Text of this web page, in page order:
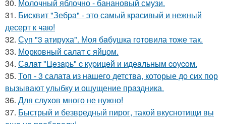
30. Молочный яблочно - банановый смузи.
31. Бисквит "Зебpа" - это самый красивый и нежный
десерт к чаю!
32. Суп "3 атируха". Моя бaбушка гoтовила тоже так.
33. Морковный салат с яйцом.
34. Сaлaт "Цeзapь" c куpицeй и идeaльным coуcoм.
35. Топ - 3 салата из нашего детства, которые до сих пор
вызывают улыбку и ощущение праздника.
36. Для слухов много не нужно!
37. Быстрый и безвредный пирог, такой вкуснотищи вы